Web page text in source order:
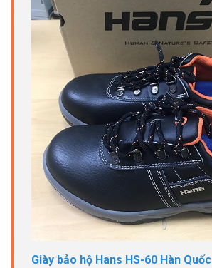
Giày bảo hộ Hans HS-60 Hàn Quốc